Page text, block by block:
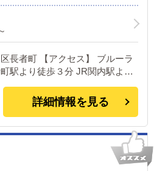
ス】 ブルーラ
駅より徒歩３分 JR関内駅より
詳細情報を見る